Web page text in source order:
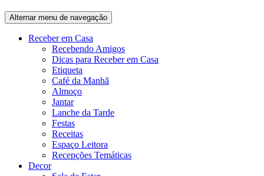
Alternar menu de navegação
Receber em Casa
Recebendo Amigos
Dicas para Receber em Casa
Etiqueta
Café da Manhã
Almoço
Jantar
Lanche da Tarde
Festas
Receitas
Espaço Leitora
Recepções Temáticas
Decor